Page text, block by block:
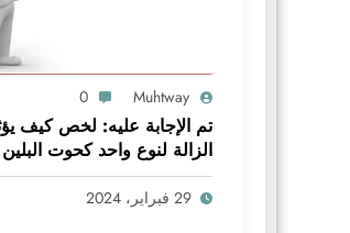
Muhtway
0
تم الإجابة عليه: لخص كيف
الزالة لنوع واحد كحوت
البيئي baleen whale كاملا
29 فبراير، 2024